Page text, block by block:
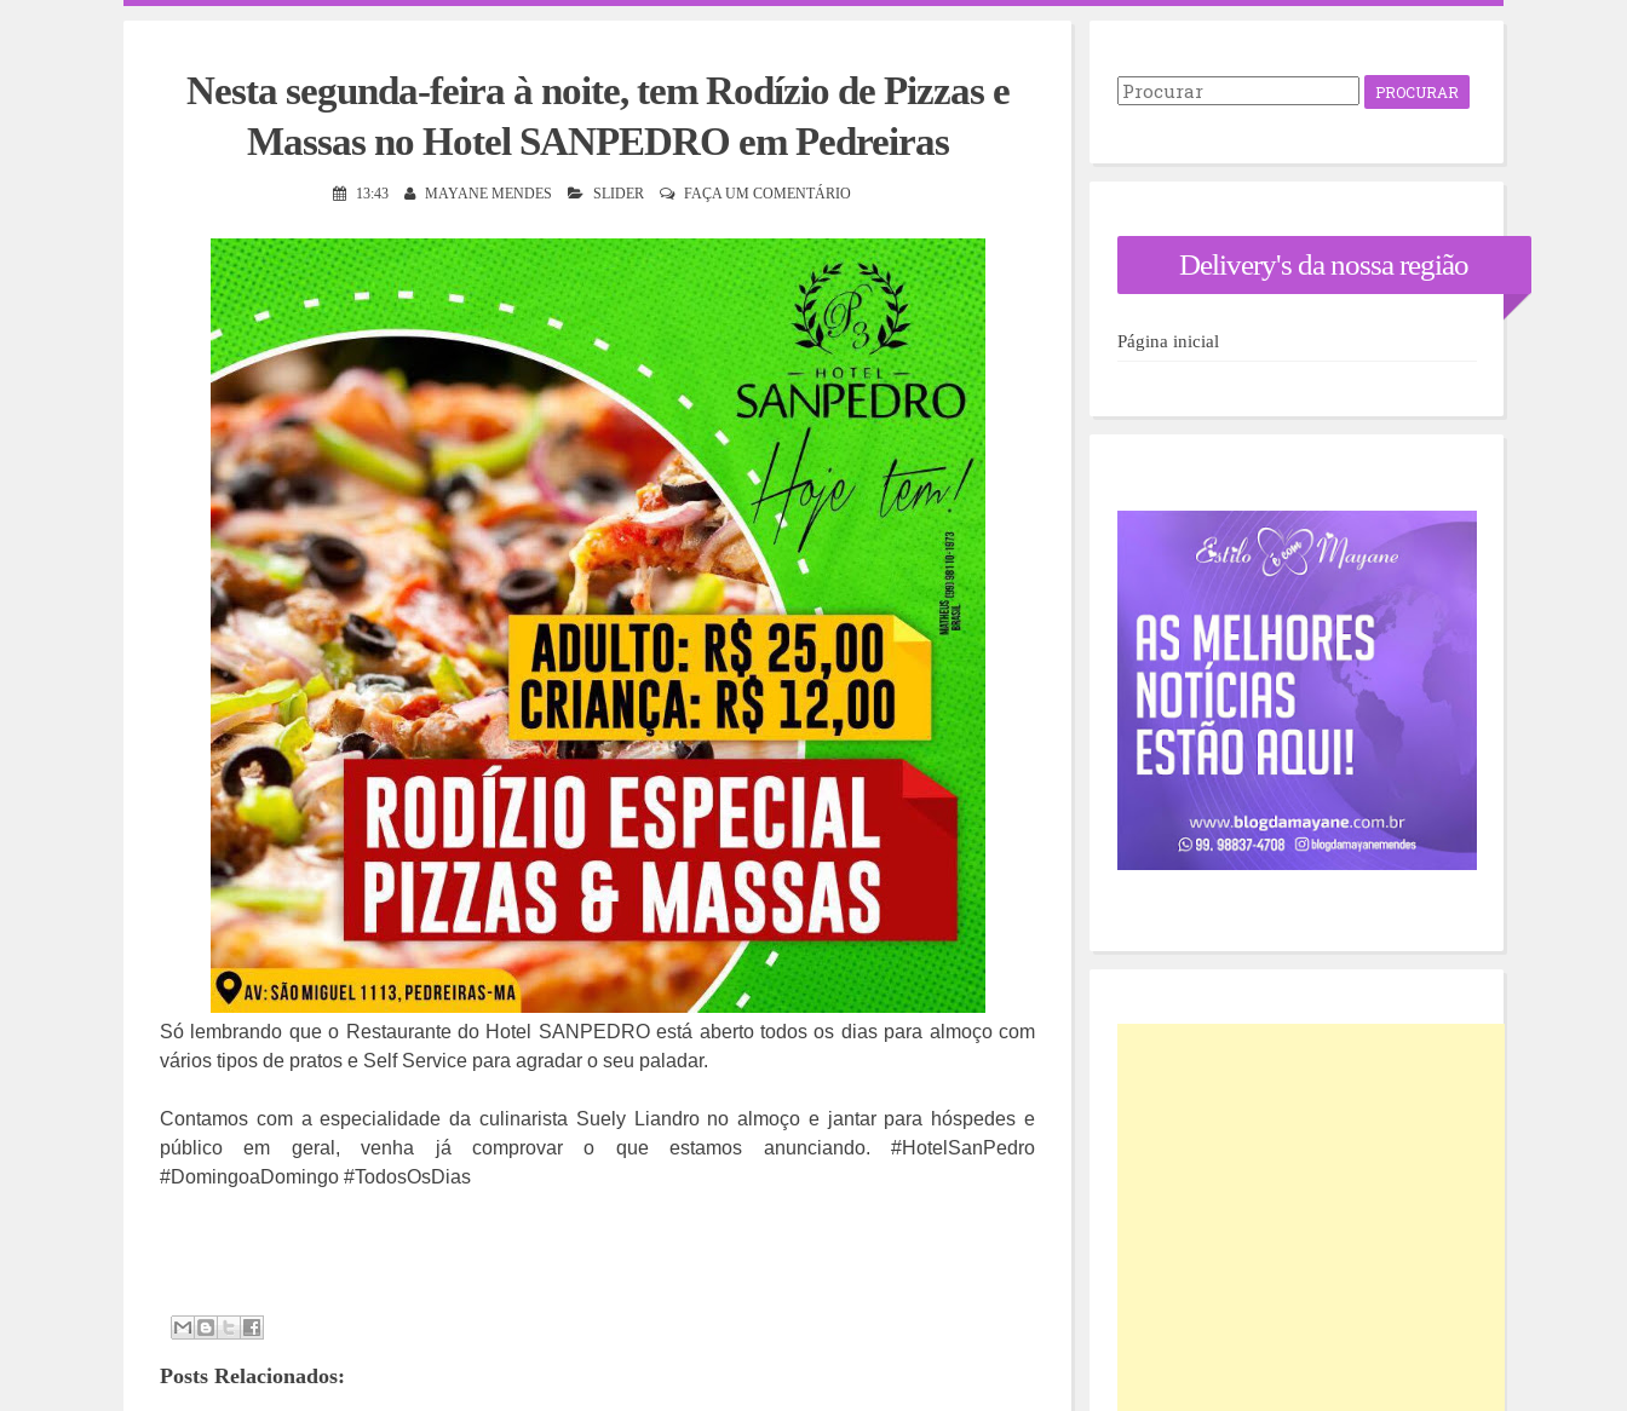
Nesta segunda-feira à noite, tem Rodízio de Pizzas e
Massas no Hotel SANPEDRO em Pedreiras
13:43 MAYANE MENDES SLIDER FAÇA UM COMENTÁRIO
Só lembrando que o Restaurante do Hotel SANPEDRO está aberto todos os dias para almoço com
vários tipos de pratos e Self Service para agradar o seu paladar.
Contamos com a especialidade da culinarista Suely Liandro no almoço e jantar para hóspedes e
público em geral, venha já comprovar o que estamos anunciando. #HotelSanPedro
#DomingoaDomingo #TodosOsDias
Posts Relacionados:
P
r
r
Delivery's da nossa região
Página inicial